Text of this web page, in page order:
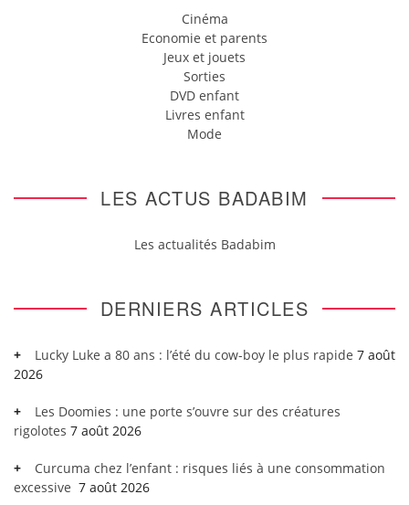
Cinéma
Economie et parents
Jeux et jouets
Sorties
DVD enfant
Livres enfant
Mode
LES ACTUS BADABIM
Les actualités Badabim
DERNIERS ARTICLES
Lucky Luke a 80 ans : l’été du cow-boy le plus rapide 7 août
2026
Les Doomies : une porte s’ouvre sur des créatures
rigolotes 7 août 2026
Curcuma chez l’enfant : risques liés à une consommation
excessive 7 août 2026